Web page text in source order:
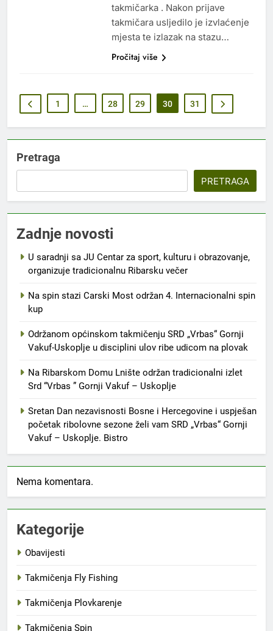
takmičarka . Nakon prijave
takmičara usljedilo je izvlaćenje
mjesta te izlazak na stazu…
Pročitaj više
1 … 28 29 30 31
Pretraga
PRETRAGA
Zadnje novosti
U saradnji sa JU Centar za sport, kulturu i obrazovanje,
organizuje tradicionalnu Ribarsku večer
Na spin stazi Carski Most održan 4. Internacionalni spin
kup
Održanom općinskom takmičenju SRD „Vrbas“ Gornji
Vakuf-Uskoplje u disciplini ulov ribe udicom na plovak
Na Ribarskom Domu Lnište održan tradicionalni izlet
Srd “Vrbas ” Gornji Vakuf – Uskoplje
Sretan Dan nezavisnosti Bosne i Hercegovine i uspješan
početak ribolovne sezone želi vam SRD „Vrbas“ Gornji
Vakuf – Uskoplje. Bistro
Nema komentara.
Kategorije
Obavijesti
Takmičenja Fly Fishing
Takmičenja Plovkarenje
Takmičenja Spin